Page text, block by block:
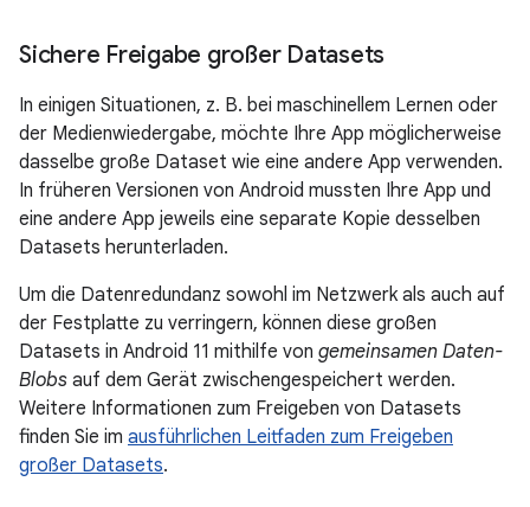
Sichere Freigabe großer Datasets
In einigen Situationen, z. B. bei maschinellem Lernen oder
der Medienwiedergabe, möchte Ihre App möglicherweise
dasselbe große Dataset wie eine andere App verwenden.
In früheren Versionen von Android mussten Ihre App und
eine andere App jeweils eine separate Kopie desselben
Datasets herunterladen.
Um die Datenredundanz sowohl im Netzwerk als auch auf
der Festplatte zu verringern, können diese großen
Datasets in Android 11 mithilfe von gemeinsamen Daten-
Blobs auf dem Gerät zwischengespeichert werden.
Weitere Informationen zum Freigeben von Datasets
finden Sie im ausführlichen Leitfaden zum Freigeben
großer Datasets.